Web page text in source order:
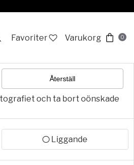
Favoriter Varukorg 0
Återställ
och ta bort oönskade
Liggande